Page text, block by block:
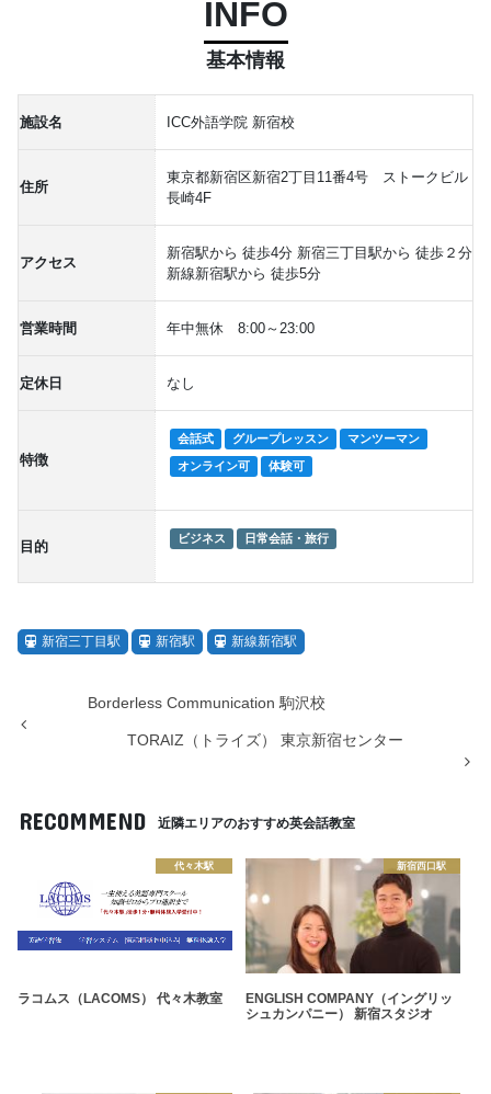
INFO
基本情報
施設名 ICC外語学院 新宿校
住所
東京都新宿区新宿2丁目11番4号 ストークビル
長崎4F
アクセス
新宿駅から 徒歩4分 新宿三丁目駅から 徒歩２分
新線新宿駅から 徒歩5分
営業時間 年中無休 8:00～23:00
定休日 なし
特徴
会話式 グループレッスン マンツーマン
オンライン可 体験可
目的 ビジネス 日常会話・旅行
新宿三丁目駅 新宿駅 新線新宿駅
Borderless Communication 駒沢校
TORAIZ（トライズ） 東京新宿センター
RECOMMEND 近隣エリアのおすすめ英会話教室
代々木駅
ラコムス（LACOMS） 代々木教室
新宿西口駅
ENGLISH COMPANY（イングリッ
シュカンパニー） 新宿スタジオ